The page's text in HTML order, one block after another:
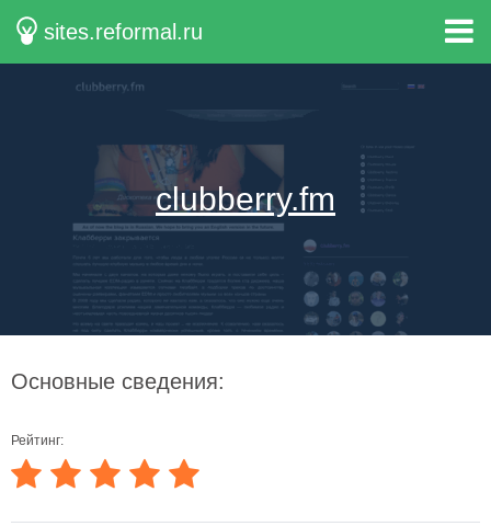
sites.reformal.ru
clubberry.fm
Основные сведения:
Рейтинг: